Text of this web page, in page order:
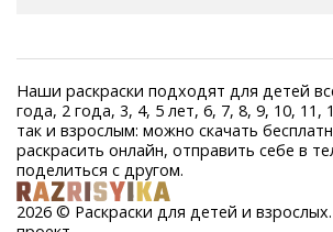
Наши раскраски подходят для детей
года, 2 года, 3, 4, 5 лет, 6, 7, 8, 9, 10, 11,
так и взрослым: можно скачать
раскрасить онлайн, отправить себе в
поделиться с другом.
2026 © Раскраски для детей и